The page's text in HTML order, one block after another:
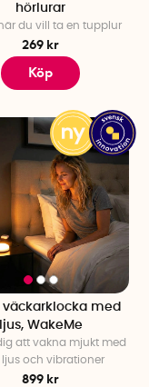
hörlurar
du vill ta en tupplur
269 kr
Köp
väckarklocka med
ljus, WakeMe
att vakna mjukt med
ljus och vibrationer
899 kr